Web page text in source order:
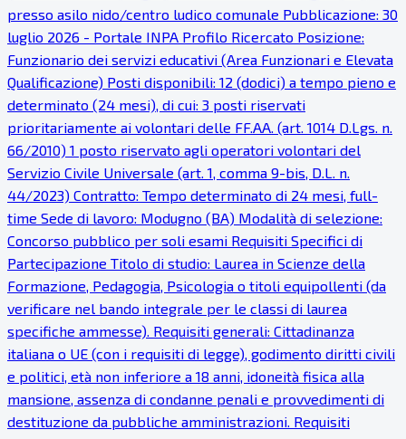
presso asilo nido/centro ludico comunale Pubblicazione: 30
luglio 2026 - Portale INPA Profilo Ricercato Posizione:
Funzionario dei servizi educativi (Area Funzionari e Elevata
Qualificazione) Posti disponibili: 12 (dodici) a tempo pieno e
determinato (24 mesi), di cui: 3 posti riservati
prioritariamente ai volontari delle FF.AA. (art. 1014 D.Lgs. n.
66/2010) 1 posto riservato agli operatori volontari del
Servizio Civile Universale (art. 1, comma 9-bis, D.L. n.
44/2023) Contratto: Tempo determinato di 24 mesi, full-
time Sede di lavoro: Modugno (BA) Modalità di selezione:
Concorso pubblico per soli esami Requisiti Specifici di
Partecipazione Titolo di studio: Laurea in Scienze della
Formazione, Pedagogia, Psicologia o titoli equipollenti (da
verificare nel bando integrale per le classi di laurea
specifiche ammesse). Requisiti generali: Cittadinanza
italiana o UE (con i requisiti di legge), godimento diritti civili
e politici, età non inferiore a 18 anni, idoneità fisica alla
mansione, assenza di condanne penali e provvedimenti di
destituzione da pubbliche amministrazioni. Requisiti